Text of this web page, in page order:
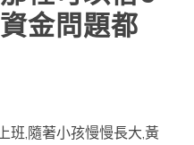
金問題都
班,隨著小孩慢慢長大,黃